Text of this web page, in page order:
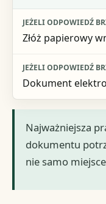
Złóż papierowy
Dokument
Najważniejsza
dokumentu
nie samo